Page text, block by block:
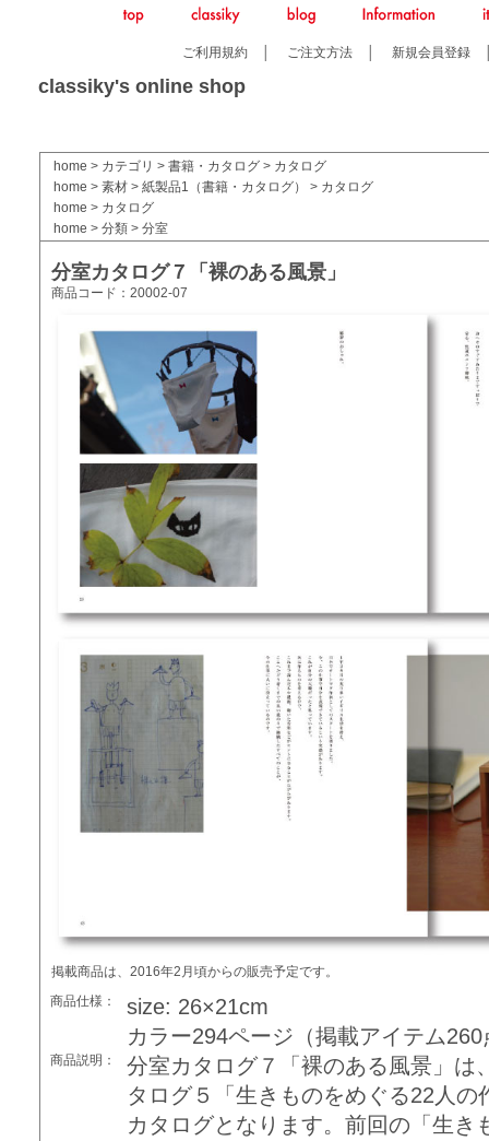
ご利用規約 ご注文方法 新規会員登録
classiky's online shop
home > カテゴリ > 書籍・カタログ > カタログ
home > 素材 > 紙製品1（書籍・カタログ） > カタログ
home > カタログ
home > 分類 > 分室
分室カタログ７「裸のある風景」
商品コード：20002-07
掲載商品は、2016年2月頃からの販売予定です。
商品仕様：
size: 26×21cm
カラー294ページ（掲載アイテム260
商品説明：
分室カタログ７「裸のある風景」は
タログ５「生きものをめぐる22人
カタログとなります。前回の「生